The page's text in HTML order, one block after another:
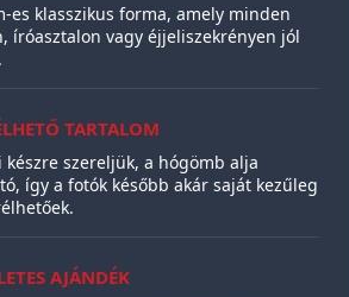
es klasszikus forma, amely minden
íróasztalon vagy éjjeliszekrényen jól
TARTALOM
készre szereljük, a hógömb alja
így a fotók később akár saját kezűleg
AJÁNDÉK